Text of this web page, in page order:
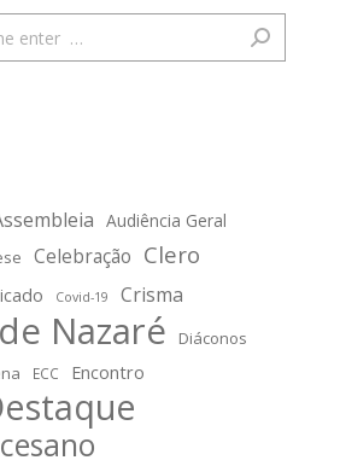
Audiência Geral
Celebração Clero
Covid-19 Crisma
Nazaré
Diáconos
ECC Encontro